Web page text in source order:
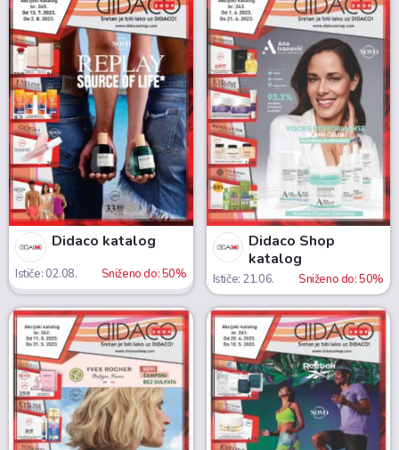
Didaco katalog
Ističe: 02.08. Sniženo do: 50%
Didaco Shop
katalog
Ističe: 21.06. Sniženo do: 50%